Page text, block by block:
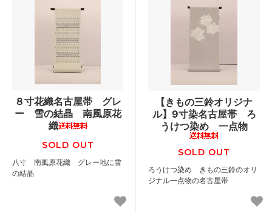
８寸花織名古屋帯 グレ
ー 雪の結晶 南風原花
織
SOLD OUT
八寸 南風原花織 グレー地に雪
の結晶
【きもの三鈴オリジナ
ル】9寸染名古屋帯 ろ
うけつ染め 一点物
SOLD OUT
ろうけつ染め きもの三鈴のオリ
ジナル一点物の名古屋帯